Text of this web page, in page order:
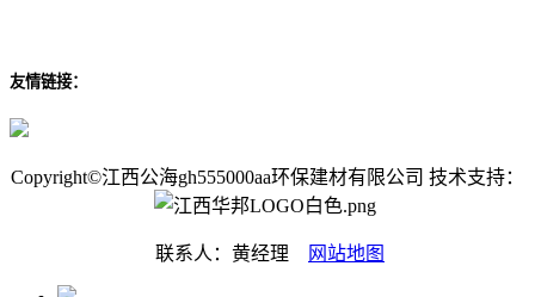
友情链接：
Copyright©江西公海gh555000aa环保建材有限公司 技术支持：
联系人：黄经理 网站地图